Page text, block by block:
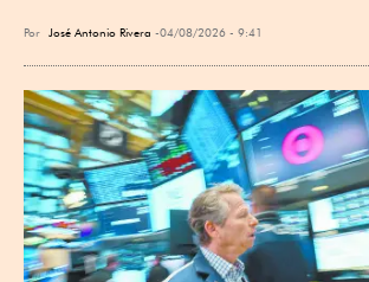
Por José Antonio Rivera 04/08/2026 - 9:41